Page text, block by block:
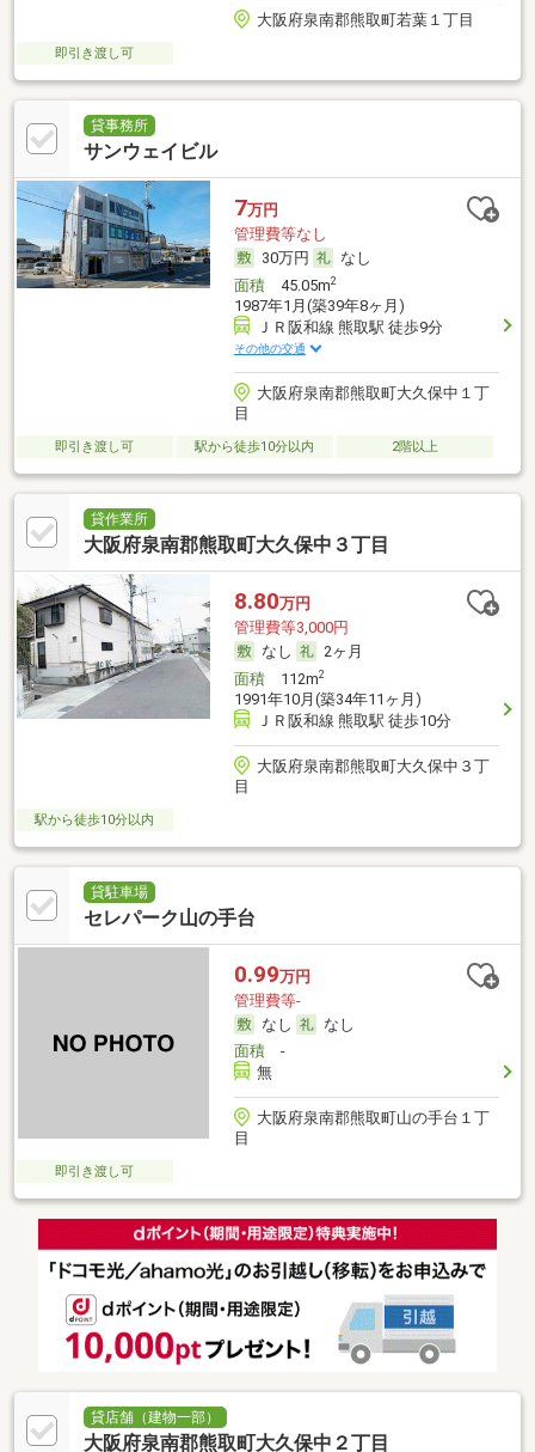
大阪府泉南郡熊取町若葉１丁目
即引き渡し可
貸事務所
サンウェイビル
7万円
管理費等なし
30万円
なし
面積45.05m2
1987年1月(築39年8ヶ月)
ＪＲ阪和線 熊取駅 徒歩9分
その他の交通
大阪府泉南郡熊取町大久保中１丁
目
即引き渡し可 駅から徒歩10分以内 2階以上
貸作業所
大阪府泉南郡熊取町大久保中３丁目
8.80万円
管理費等3,000円
なし
2ヶ月
面積112m2
1991年10月(築34年11ヶ月)
ＪＲ阪和線 熊取駅 徒歩10分
大阪府泉南郡熊取町大久保中３丁
目
駅から徒歩10分以内
貸駐車場
セレパーク山の手台
0.99万円
管理費等-
なし
なし
面積-
無
大阪府泉南郡熊取町山の手台１丁
目
即引き渡し可
貸店舗（建物一部）
大阪府泉南郡熊取町大久保中２丁目